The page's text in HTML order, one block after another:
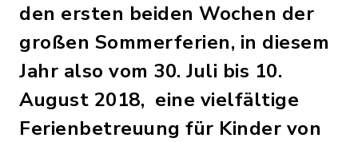
den ersten beiden Wochen der
großen Sommerferien, in diesem
Jahr also vom 30. Juli bis 10.
August 2018, eine vielfältige
Ferienbetreuung für Kinder von